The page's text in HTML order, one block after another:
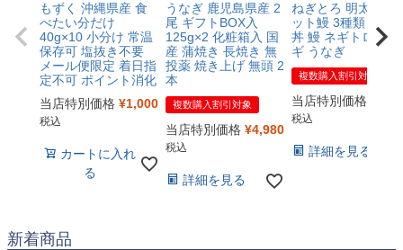
もずく 沖縄県産 食
べたい分だけ
40g×10 小分け 常温
保存可 塩抜き不要
メール便限定 着日指
定不可 ポイント消化
当店特別価格 ¥1,000
税込
カートに入れ
る
うなぎ 鹿児島県産 2
尾 ギフトBOX入
125g×2 化粧箱入 国
産 蒲焼き 長焼き 無
投薬 焼き上げ 無頭 2
本
複数購入割引対象
当店特別価格 ¥4,980
税込
詳細を見る
ねぎとろ 明太子 カ
ット鰻 3種類 セッ
丼 鰻 ネギトロ ウナ
ギ うなぎ
複数購入割引対象
当店特別価格
税込
詳細を見る
新着商品